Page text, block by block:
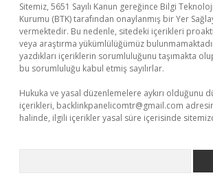
Sitemiz, 5651 Sayılı Kanun gereğince Bilgi
Kurumu (BTK) tarafından onaylanmış bir Yer
vermektedir. Bu nedenle, sitedeki içerikleri
veya araştırma yükümlülüğümüz
yazdıkları içeriklerin sorumluluğunu taşımakta
bu sorumluluğu kabul etmiş sayılırlar.
Hukuka ve yasal düzenlemelere aykırı olduğunu
içerikleri, backlinkpanelicomtr@gmail.com
halinde, ilgili içerikler yasal süre içerisinde